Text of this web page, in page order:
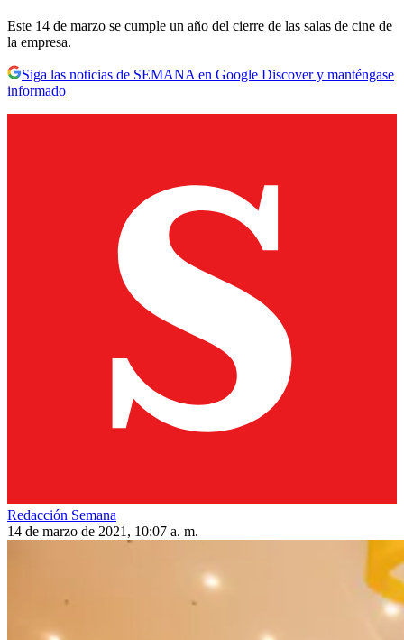
Este 14 de marzo se cumple un año del cierre de las salas de cine de
la empresa.
Siga las noticias de SEMANA en Google Discover y manténgase
informado
Redacción Semana
14 de marzo de 2021, 10:07 a. m.